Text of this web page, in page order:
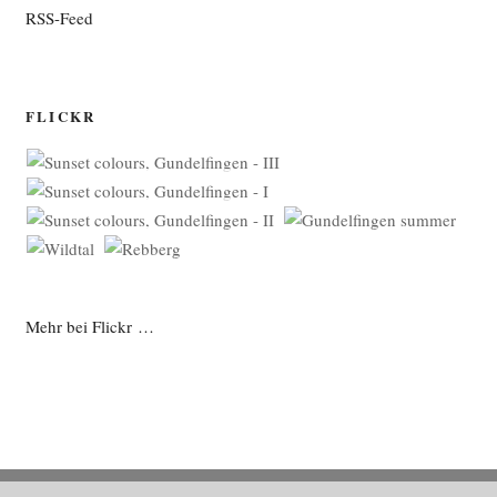
RSS-Feed
FLICKR
Mehr bei Flickr …